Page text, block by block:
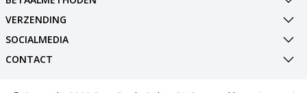
VERZENDING
SOCIALMEDIA
CONTACT